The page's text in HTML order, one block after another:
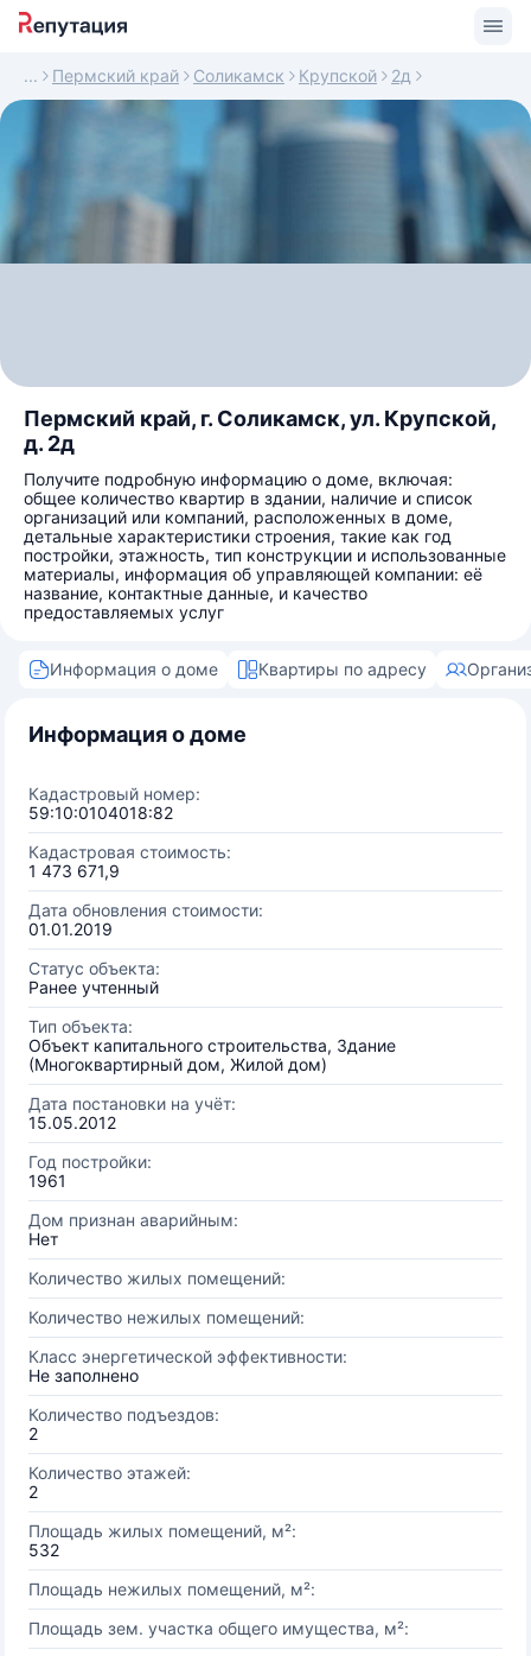
Пермский край Соликамск Крупской 2д
Пермский край, г. Соликамск, ул. Крупской,
д. 2д
Получите подробную информацию о доме, включая:
общее количество квартир в здании, наличие и список
организаций или компаний, расположенных в доме,
детальные характеристики строения, такие как год
постройки, этажность, тип конструкции и использованные
материалы, информация об управляющей компании: её
название, контактные данные, и качество
предоставляемых услуг
Информация о доме Квартиры по адресу
Информация о доме
Кадастровый номер:
59:10:0104018:82
Кадастровая стоимость:
1 473 671,9
Дата обновления стоимости:
01.01.2019
Статус объекта:
Ранее учтенный
Тип объекта:
Объект капитального строительства, Здание
(Многоквартирный дом, Жилой дом)
Дата постановки на учёт:
15.05.2012
Год постройки:
1961
Дом признан аварийным:
Нет
Количество жилых помещений:
Количество нежилых помещений:
Класс энергетической эффективности:
Не заполнено
Количество подъездов:
2
Количество этажей:
2
Площадь жилых помещений, м²:
532
Площадь нежилых помещений, м²:
Площадь зем. участка общего имущества, м²: